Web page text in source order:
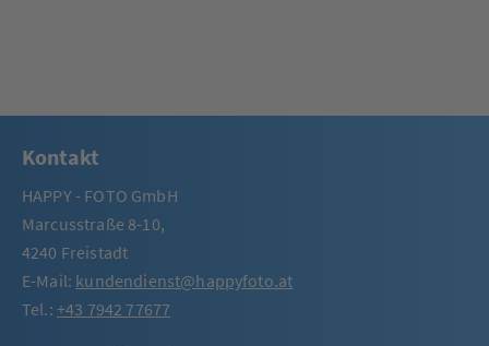
Kontakt
HAPPY - FOTO GmbH
Marcusstraße 8-10,
4240 Freistadt
E-Mail: kundendienst@happyfoto.at
Tel.: +43 7942 77677